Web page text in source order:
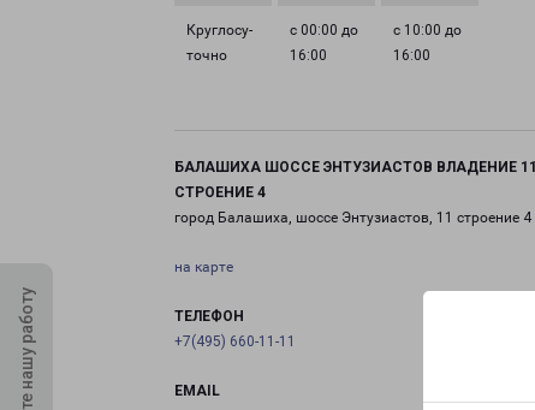
Оцените нашу работу
Круглосу­
точно
с 00:00 до
16:00
с 10:00 до
16:00
БАЛАШИХА ШОССЕ ЭНТУЗИАСТОВ ВЛАДЕНИЕ 11
СТРОЕНИЕ 4
город Балашиха, шоссе Энтузиастов, 11 строение 4
на карте
ТЕЛЕФОН
+7(495) 660-11-11
EMAIL